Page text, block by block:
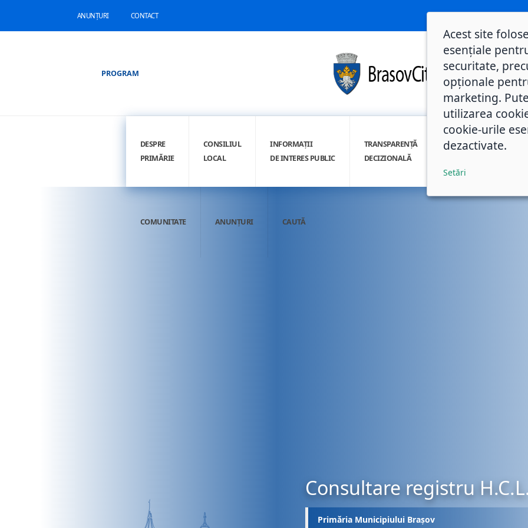
ANUNȚURI CONTACT
PROGRAM
DESPRE
PRIMĂRIE
CONSILIUL
LOCAL
INFORMAȚII
DE INTERES PUBLIC
TRANSPARENȚĂ
DECIZIONALĂ
INTEGRITATE
COMUNITATE ANUNȚURI CAUTĂ
Consultare registru
Primăria Municipiului Brașov
Acest site
esențiale
securitate,
opționale
marketing.
utilizarea
cookie-urile
dezactivate.
Setări